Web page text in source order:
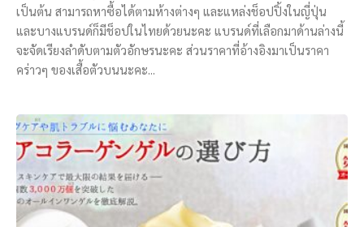
เป็นต้น สามารถหาซื้อได้ตามห้างต่างๆ และแหล่งช็อปปิ้งในญี่ปุ่น
และบางแบรนด์ก็มีช็อปในไทยด้วยนะคะ แบรนด์ที่เลือกมาด้านล่างนี้
จะจัดเรียงลำดับตามตัวอักษรนะคะ ส่วนราคาที่อ้างอิงมาเป็นราคา
คร่าวๆ ของเสื้อตัวบนนะคะ...